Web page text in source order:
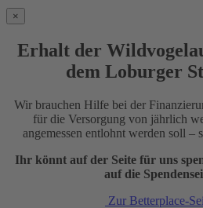
×
Erhalt der
dem Loburger
Wir brauchen Hilfe bei der
für die Versorgung von jährlich
angemessen entlohnt werden soll –
Ihr könnt auf der Seite für uns
auf die
Zur Betterplace-